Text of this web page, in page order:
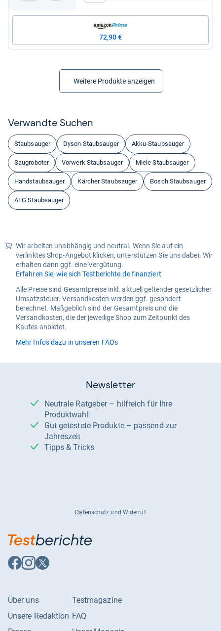
72,90 €
Weitere Produkte anzeigen
Ver­wandte Suchen
Staubsauger Dyson Staubsauger Akku-Staubsauger
Saugroboter Vorwerk Staubsauger Miele Staubsauger
Handstaubsauger Kärcher Staubsauger Bosch Staubsauger
AEG Staubsauger
Wir arbeiten unabhängig und neutral. Wenn Sie auf ein
verlinktes Shop-Angebot klicken, unterstützen Sie uns dabei. Wir
erhalten dann ggf. eine Vergütung.
Erfahren Sie, wie sich Testberichte.de finanziert
Alle Preise sind Gesamtpreise inkl. aktuell geltender gesetzlicher
Umsatzsteuer. Versandkosten werden ggf. gesondert
berechnet. Maßgeblich sind der Gesamtpreis und die
Versandkosten, die der jeweilige Shop zum Zeitpunkt des
Kaufes anbietet.
Mehr Infos dazu in unseren FAQs
Newsletter
Neutrale Ratgeber – hilfreich für Ihre
Produktwahl
Gut getestete Produkte – passend zur
Jahreszeit
Tipps & Tricks
Datenschutz und Widerruf
Auf
Facebook
Auf
Instagram
Auf
X
Über uns
Unsere Redaktion
Testmagazine
FAQ